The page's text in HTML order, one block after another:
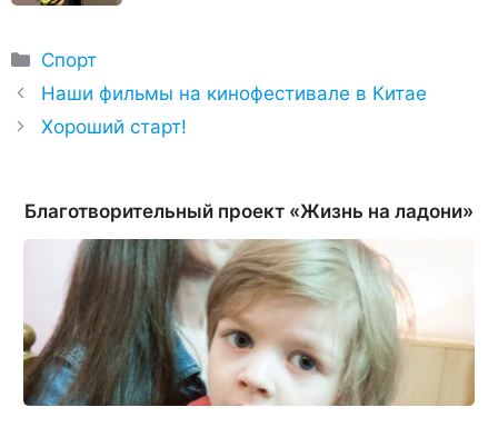
Рубрики
Спорт
Наши фильмы на кинофестивале в Китае
Хороший старт!
Благотворительный проект «Жизнь на ладони»